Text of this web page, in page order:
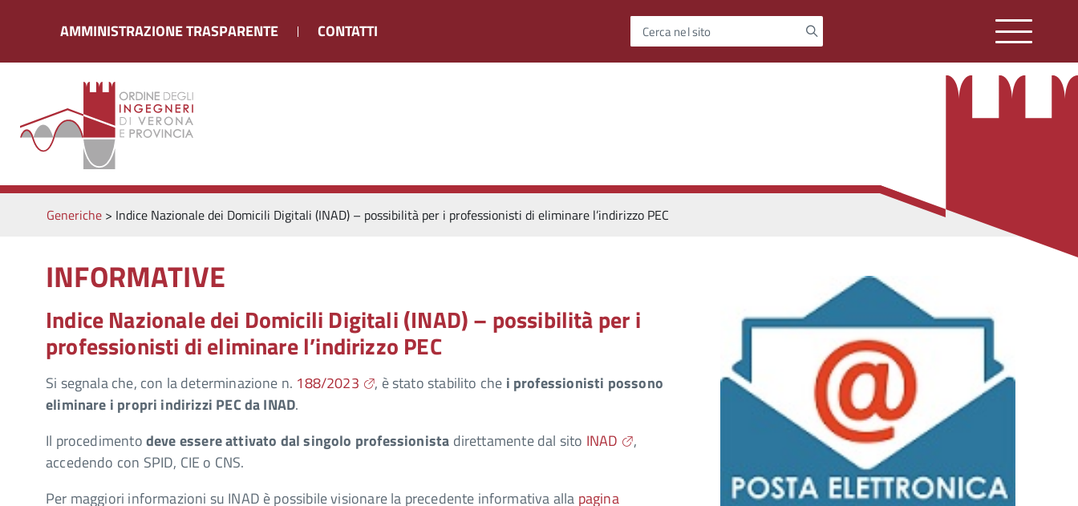
AMMINISTRAZIONE TRASPARENTE CONTATTI Cerca nel sito
Generiche> Indice Nazionale dei Domicili Digitali (INAD) – possibilità per i professionisti di eliminare l’indirizzo PEC
INFORMATIVE
Indice Nazionale dei Domicili Digitali (INAD) – possibilità per i
professionisti di eliminare l’indirizzo PEC
Si segnala che, con la determinazione n. 188/2023 , è stato stabilito che i professionisti possono
eliminare i propri indirizzi PEC da INAD.
Il procedimentodeve essere attivato dal singolo professionista direttamente dal sito INAD
,
accedendo con SPID, CIE o CNS.
Per maggiori informazioni su INAD è possibile visionare la precedente informativa alla pagina